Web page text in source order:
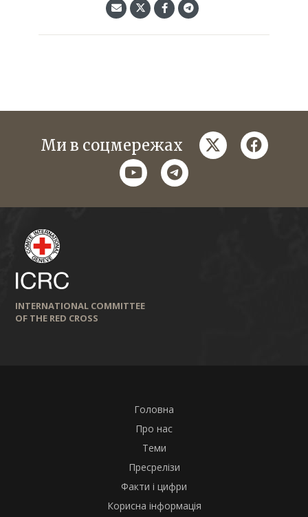
Ми в соцмережах twitter
youtubetelegram
INTERNATIONAL COMMITTEE
OF THE RED CROSS
Головна
Про нас
Теми
Пресрелізи
Факти і цифри
Корисна інформація